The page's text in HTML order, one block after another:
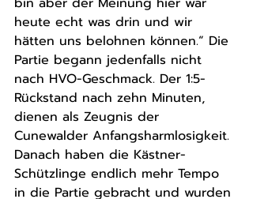
heute echt was drin und wir
hätten uns belohnen können.“ Die
Partie begann jedenfalls nicht
nach HVO-Geschmack. Der 1:5-
Rückstand nach zehn Minuten,
dienen als Zeugnis der
Cunewalder Anfangsharmlosigkeit.
Danach haben die Kästner-
Schützlinge endlich mehr Tempo
in die Partie gebracht und wurden